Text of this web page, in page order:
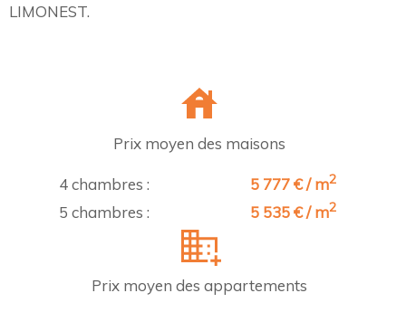
LIMONEST.
Prix moyen des maisons
4 chambres : 5 777 € / m2
5 chambres : 5 535 € / m2
Prix moyen des appartements